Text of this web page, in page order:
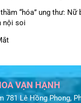
“hóa” ung thư: Nữ
nội soi
VẠN HẠNH
781 Lê Hồng Phong,